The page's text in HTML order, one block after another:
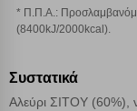
* Π.Π.Α.:
(8400kJ/2000kcal).
Συστατικά
Αλεύρι ΣΙΤΟΥ (60%),